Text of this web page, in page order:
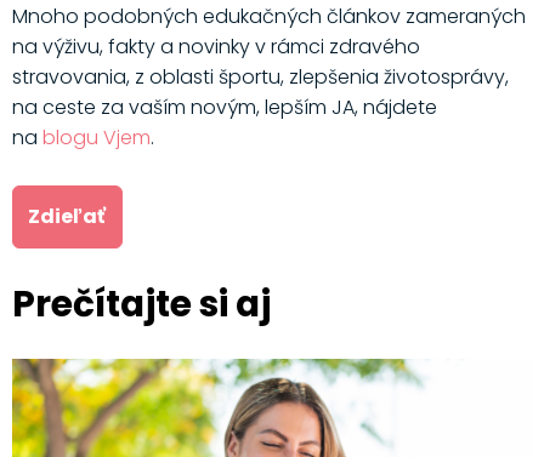
Mnoho podobných edukačných článkov zameraných
na výživu, fakty a novinky v rámci zdravého
stravovania, z oblasti športu, zlepšenia životosprávy,
na ceste za vaším novým, lepším JA, nájdete
na blogu Vjem.
Zdieľať
Prečítajte si aj